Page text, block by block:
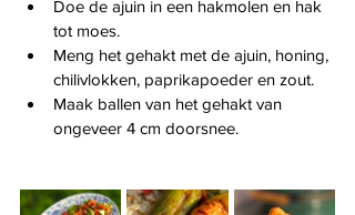
Doe de ajuin in een hakmolen en hak
tot moes.
Meng het gehakt met de ajuin, honing,
chilivlokken, paprikapoeder en zout.
Maak ballen van het gehakt van
ongeveer 4 cm doorsnee.